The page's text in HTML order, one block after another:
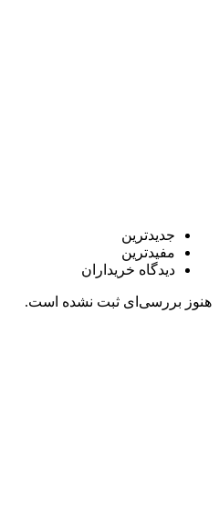
جدیدترین
مفیدترین
دیدگاه خریداران
هنوز بررسی‌ای ثبت نشده است.